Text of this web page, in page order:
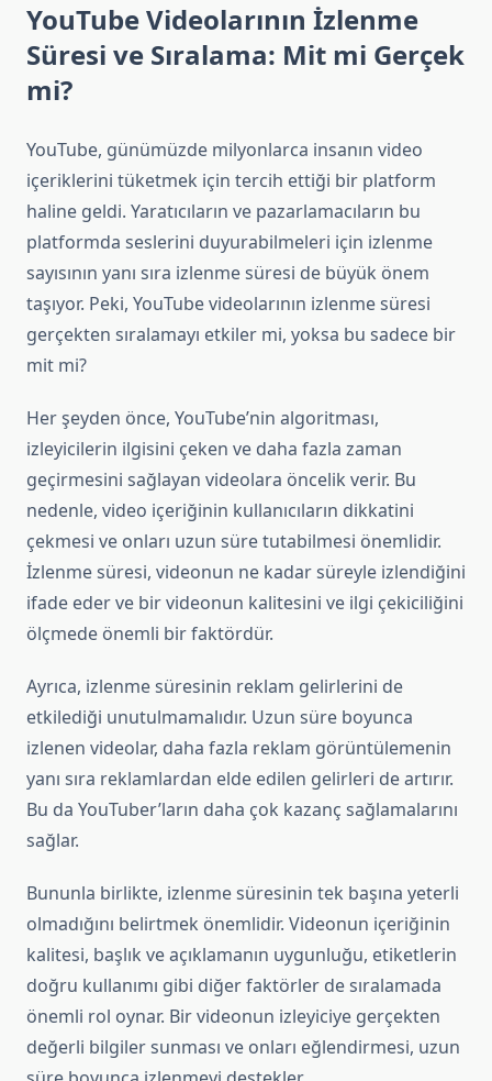
YouTube Videolarının İzlenme
Süresi ve Sıralama: Mit mi Gerçek
mi?
YouTube, günümüzde milyonlarca insanın video
içeriklerini tüketmek için tercih ettiği bir platform
haline geldi. Yaratıcıların ve pazarlamacıların bu
platformda seslerini duyurabilmeleri için izlenme
sayısının yanı sıra izlenme süresi de büyük önem
taşıyor. Peki, YouTube videolarının izlenme süresi
gerçekten sıralamayı etkiler mi, yoksa bu sadece bir
mit mi?
Her şeyden önce, YouTube’nin algoritması,
izleyicilerin ilgisini çeken ve daha fazla zaman
geçirmesini sağlayan videolara öncelik verir. Bu
nedenle, video içeriğinin kullanıcıların dikkatini
çekmesi ve onları uzun süre tutabilmesi önemlidir.
İzlenme süresi, videonun ne kadar süreyle izlendiğini
ifade eder ve bir videonun kalitesini ve ilgi çekiciliğini
ölçmede önemli bir faktördür.
Ayrıca, izlenme süresinin reklam gelirlerini de
etkilediği unutulmamalıdır. Uzun süre boyunca
izlenen videolar, daha fazla reklam görüntülemenin
yanı sıra reklamlardan elde edilen gelirleri de artırır.
Bu da YouTuber’ların daha çok kazanç sağlamalarını
sağlar.
Bununla birlikte, izlenme süresinin tek başına yeterli
olmadığını belirtmek önemlidir. Videonun içeriğinin
kalitesi, başlık ve açıklamanın uygunluğu, etiketlerin
doğru kullanımı gibi diğer faktörler de sıralamada
önemli rol oynar. Bir videonun izleyiciye gerçekten
değerli bilgiler sunması ve onları eğlendirmesi, uzun